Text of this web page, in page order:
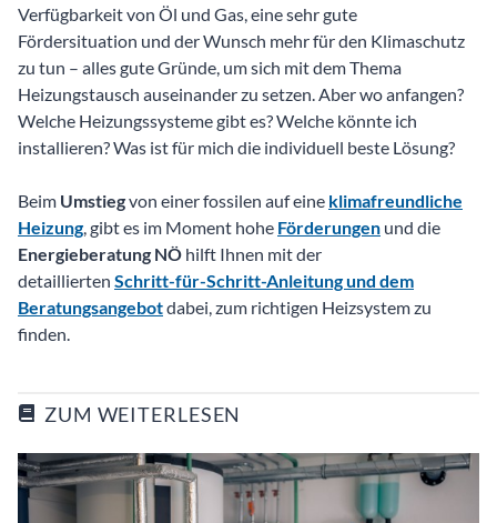
Verfügbarkeit von Öl und Gas, eine sehr gute
Fördersituation und der Wunsch mehr für den Klimaschutz
zu tun – alles gute Gründe, um sich mit dem Thema
Heizungstausch auseinander zu setzen. Aber wo anfangen?
Welche Heizungssysteme gibt es? Welche könnte ich
installieren? Was ist für mich die individuell beste Lösung?
Beim Umstiegvon einer fossilen auf eine klimafreundliche
Heizung, gibt es im Moment hohe Förderungen und die
Energieberatung NÖ hilft Ihnen mit der
detaillierten Schritt-für-Schritt-Anleitung und dem
Beratungsangebotdabei, zum richtigen Heizsystem zu
finden.
ZUM WEITERLESEN